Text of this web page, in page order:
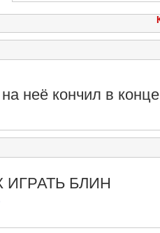
неё кончил в
ИГРАТЬ БЛИН